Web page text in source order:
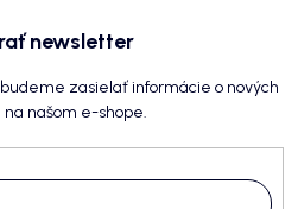
newsletter
zasielať informácie o nových
na našom e-shope.